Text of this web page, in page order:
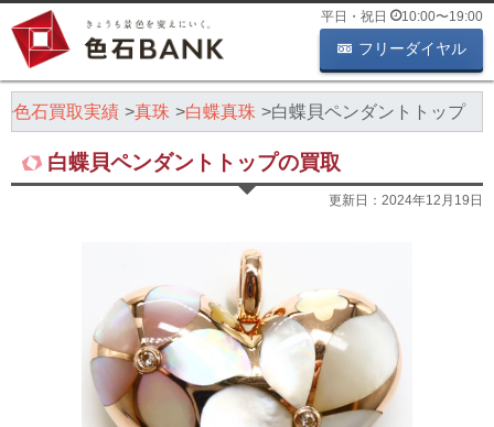
平日・祝日 10:00〜19:00
フリーダイヤル
色石買取実績 真珠 白蝶真珠 白蝶貝ペンダントトップ
白蝶貝ペンダントトップの買取
更新日： 2024年12月19日